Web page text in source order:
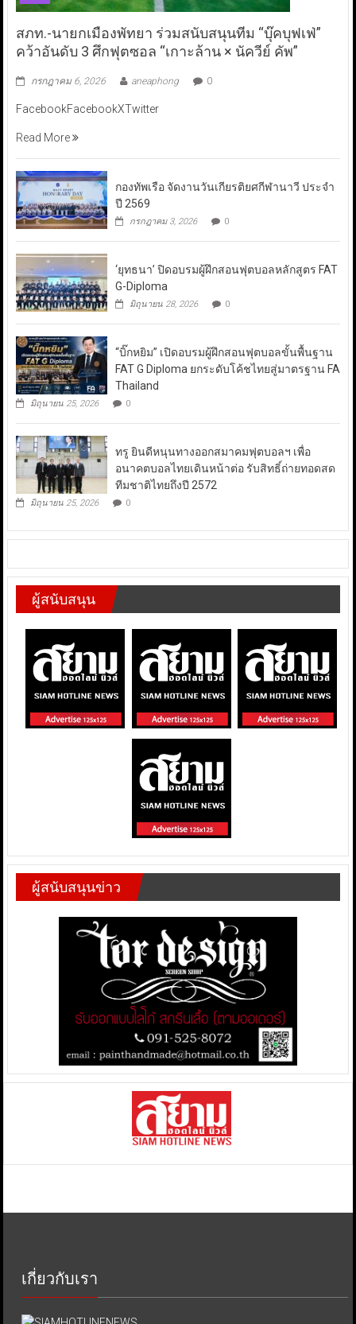
สภท.-นายกเมืองพัทยา ร่วมสนับสนุนทีม “บุ๊คบุฟเฟ่”
คว้าอันดับ 3 ศึกฟุตซอล “เกาะล้าน × นัควีย์ คัพ”
กรกฎาคม 6, 2026 aneaphong 0
FacebookFacebookXTwitter
Read More
กองทัพเรือ จัดงานวันเกียรติยศกีฬานาวี ประจำ
ปี 2569
กรกฎาคม 3, 2026 0
‘ยุทธนา’ ปิดอบรมผู้ฝึกสอนฟุตบอลหลักสูตร FAT
G-Diploma
มิถุนายน 28, 2026 0
“บิ๊กหยิม” เปิดอบรมผู้ฝึกสอนฟุตบอลขั้นพื้นฐาน
FAT G Diploma ยกระดับโค้ชไทยสู่มาตรฐาน FA
Thailand
มิถุนายน 25, 2026 0
ทรู ยินดีหนุนทางออกสมาคมฟุตบอลฯ เพื่อ
อนาคตบอลไทยเดินหน้าต่อ รับสิทธิ์ถ่ายทอดสด
ทีมชาติไทยถึงปี 2572
มิถุนายน 25, 2026 0
ผู้สนับสนุน
ผู้สนับสนุนข่าว
เกี่ยวกับเรา